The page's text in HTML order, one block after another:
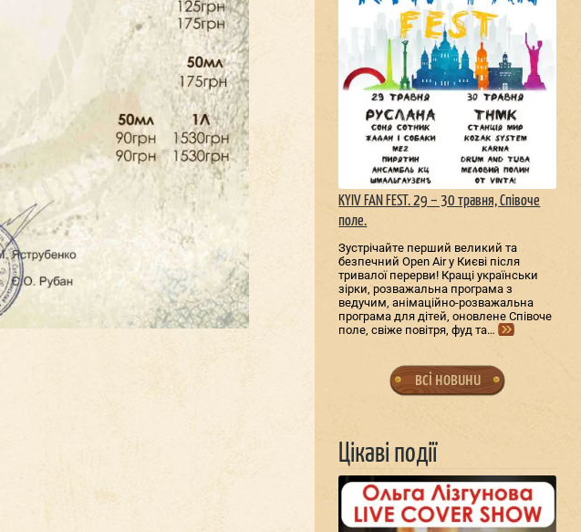
KYIV FAN FEST. 29 – 30 травня, Співоче
поле.
Зустрічайте перший великий та
безпечний Open Air у Києві після
тривалої перерви! Кращі українськи
зірки, розважальна програма з
ведучим, анімаційно-розважальна
програма для дітей, оновлене Співоче
поле, свіже повітря, фуд та…
всі новини
Цікаві події